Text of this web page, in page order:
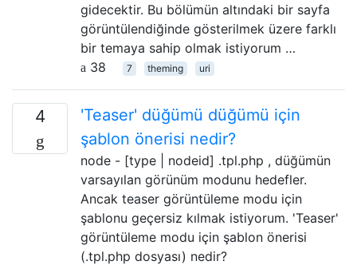
gidecektir. Bu bölümün altındaki bir sayfa
görüntülendiğinde gösterilmek üzere farklı
bir temaya sahip olmak istiyorum …
38
7 theming uri
4
'Teaser' düğümü düğümü için
şablon önerisi nedir?
node - [type | nodeid] .tpl.php , düğümün
varsayılan görünüm modunu hedefler.
Ancak teaser görüntüleme modu için
şablonu geçersiz kılmak istiyorum. 'Teaser'
görüntüleme modu için şablon önerisi
(.tpl.php dosyası) nedir?